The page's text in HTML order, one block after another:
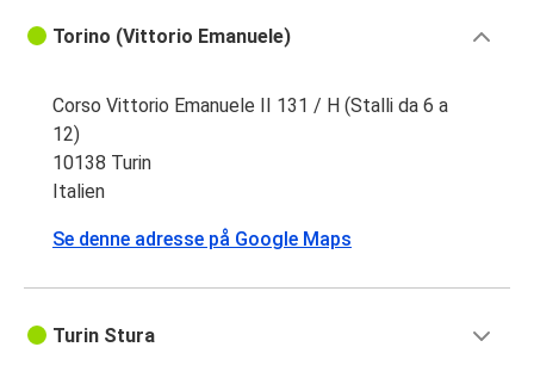
Torino (Vittorio Emanuele)
Corso Vittorio Emanuele II 131 / H (Stalli da 6 a
12)
10138 Turin
Italien
Se denne adresse på Google Maps
Turin Stura